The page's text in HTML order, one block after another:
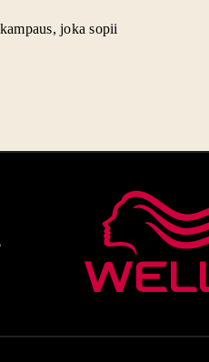
joka sopii